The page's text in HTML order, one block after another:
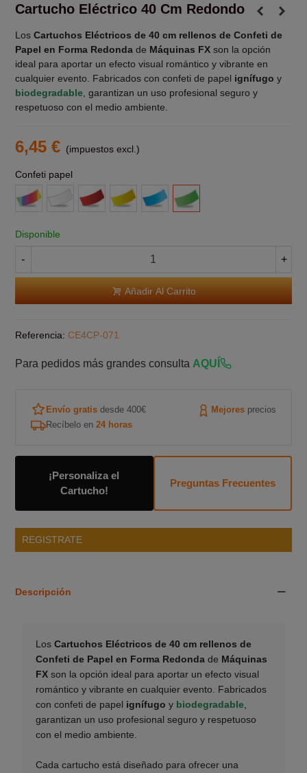
Cartucho Eléctrico 40 Cm Redondo
Los Cartuchos Eléctricos de 40 cm rellenos de Confeti de
Papel en Forma Redonda de Máquinas FXson la opción
ideal para aportar un efecto visual romántico y vibrante en
cualquier evento. Fabricados con confeti de papel ignífugo y
biodegradable, garantizan un uso profesional seguro y
respetuoso con el medio ambiente.
6,45 € (impuestos excl.)
Confeti papel
MulticolorBlanco Rojo Amarillo
Azul
claro
Verde
claro
Disponible
- +
Añadir Al Carrito
Referencia: CE4CP-071
Para pedidos más grandes consulta AQUÍ
Envío gratisdesde 400€ Mejores precios
Recíbelo en 24 horas
¡Personaliza el
Cartucho!
Preguntas Frecuentes
REGISTRATE
Descripción
Los Cartuchos Eléctricos de 40 cm rellenos de
Confeti de Papel en Forma Redonda de Máquinas
FXson la opción ideal para aportar un efecto visual
romántico y vibrante en cualquier evento. Fabricados
con confeti de papel ignífugo y biodegradable,
garantizan un uso profesional seguro y respetuoso
con el medio ambiente.
Cada cartucho está diseñado para ofrecer una